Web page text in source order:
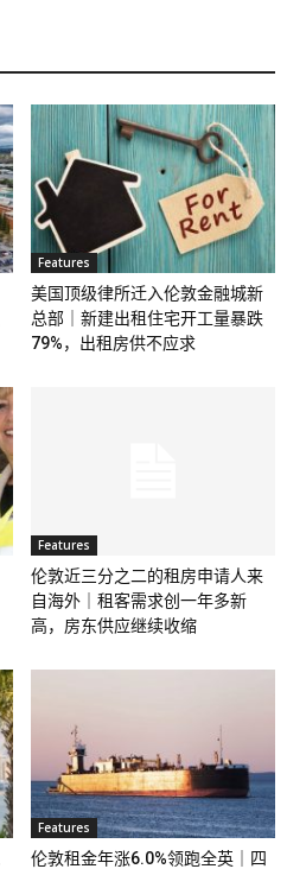
Features
美国顶级律所迁入伦敦金融城新
总部｜新建出租住宅开工量暴跌
79%，出租房供不应求
Features
伦敦近三分之二的租房申请人来
自海外｜租客需求创一年多新
高，房东供应继续收缩
Features
伦敦租金年涨6.0%领跑全英｜四